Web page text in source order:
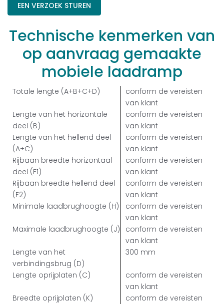
EEN VERZOEK STUREN
Technische kenmerken van
op aanvraag gemaakte
mobiele laadramp
Totale lengte (A+B+C+D)
conform de vereisten
van klant
Lengte van het horizontale
deel (B)
conform de vereisten
van klant
Lengte van het hellend deel
(A+C)
conform de vereisten
van klant
Rijbaan breedte horizontaal
deel (F1)
conform de vereisten
van klant
Rijbaan breedte hellend deel
(F2)
conform de vereisten
van klant
Minimale laadbrughoogte (H)
conform de vereisten
van klant
Maximale laadbrughoogte (J)
conform de vereisten
van klant
Lengte van het
verbindingsbrug (D)
300 mm
Lengte oprijplaten (C)
conform de vereisten
van klant
Breedte oprijplaten (K)
conform de vereisten